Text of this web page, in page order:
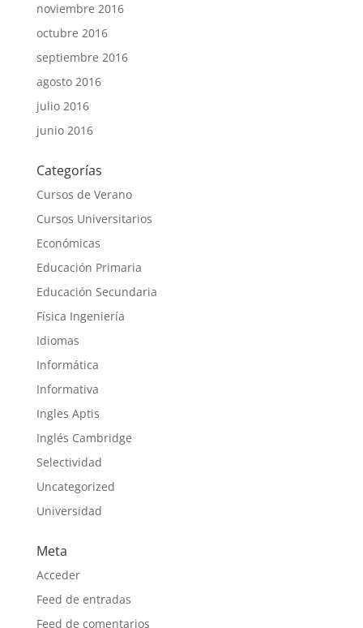
noviembre 2016
octubre 2016
septiembre 2016
agosto 2016
julio 2016
junio 2016
Categorías
Cursos de Verano
Cursos Universitarios
Económicas
Educación Primaria
Educación Secundaria
Física Ingeniería
Idiomas
Informática
Informativa
Ingles Aptis
Inglés Cambridge
Selectividad
Uncategorized
Universidad
Meta
Acceder
Feed de entradas
Feed de comentarios